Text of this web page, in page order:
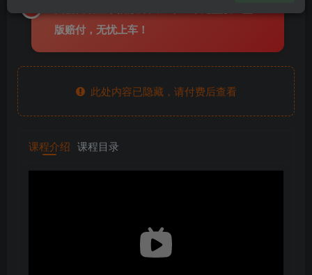
版赔付，无忧上车！
此处内容已隐藏，请付费后查看
课程介绍 课程目录